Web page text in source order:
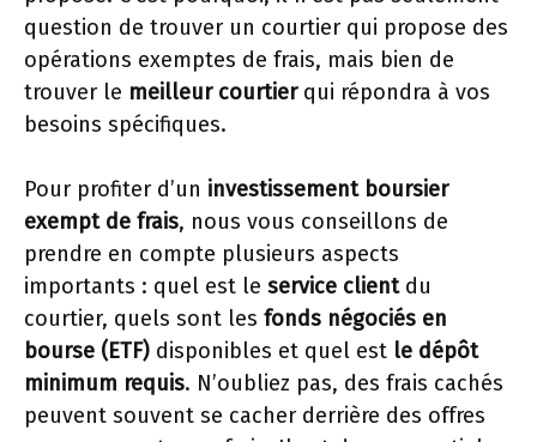
question de trouver un courtier qui propose des
opérations exemptes de frais, mais bien de
trouver le meilleur courtierqui répondra à vos
besoins spécifiques.
Pour profiter d’un investissement boursier
exempt de frais, nous vous conseillons de
prendre en compte plusieurs aspects
importants : quel est le service clientdu
courtier, quels sont les fonds négociés en
bourse (ETF) disponibles et quel est le dépôt
minimum requis. N’oubliez pas, des frais cachés
peuvent souvent se cacher derrière des offres